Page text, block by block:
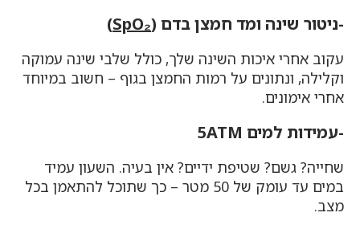
-ניטור שינה ומד חמצן בדם (SpO₂
)
עקוב אחרי איכות השינה שלך, כולל שלבי שינה עמוקה
וקלילה, ונתונים על רמות החמצן בגוף – חשוב במיוחד
אחרי אימונים.
-עמידות למים 5ATM
שחייה? גשם? שטיפת ידיים? אין בעיה. השעון עמיד
במים עד עומק של 50 מטר – כך שתוכל להתאמן בכל
מצב.